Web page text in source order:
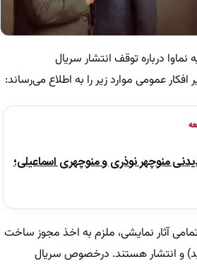
درباره توقف انتشار سریال
عمومی موارد زیر را به اطلاع می‌رساند:
منوچهر نوذری و منوچهری اسماعیلی؛
آثار نمایشی، ملزم به اخذ مجوز ساخت
و انتشار هستند. درخصوص سریال